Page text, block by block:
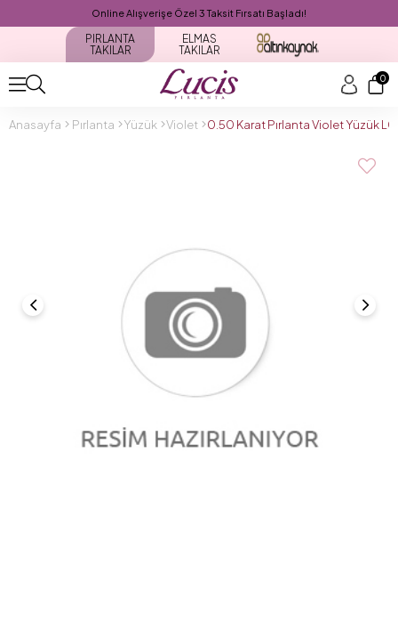
Online Alışverişe Özel 3 Taksit Fırsatı Başladı!
PIRLANTA
TAKILAR
ELMAS
TAKILAR
0
Anasayfa Pırlanta Yüzük Violet 0.50 Karat Pırlanta Violet Yüzük